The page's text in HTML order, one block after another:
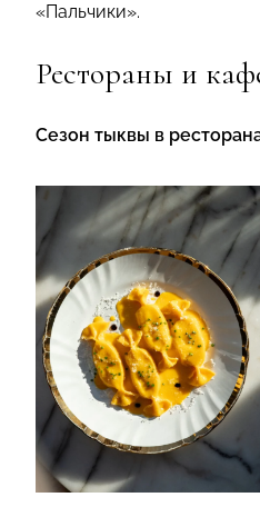
«Пальчики».
Рестораны и
Сезон тыквы в